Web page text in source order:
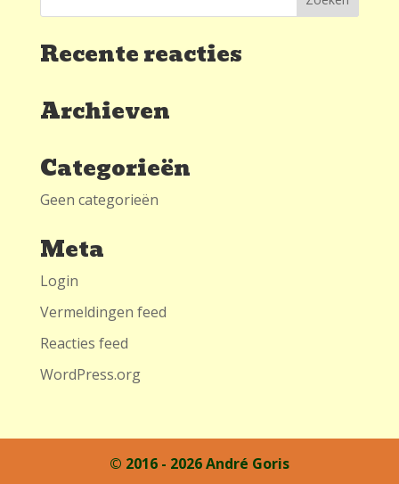
Recente reacties
Archieven
Categorieën
Geen categorieën
Meta
Login
Vermeldingen feed
Reacties feed
WordPress.org
© 2016 - 2026 André Goris